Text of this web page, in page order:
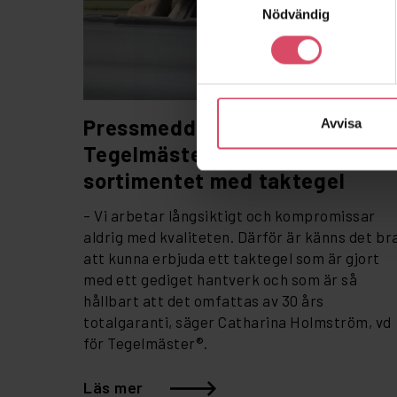
Nödvändig
Avvisa
Pressmeddelande:
Tegelmäster® utökar
sortimentet med taktegel
– Vi arbetar långsiktigt och kompromissar
aldrig med kvaliteten. Därför är känns det
att kunna erbjuda ett taktegel som är gjort
med ett gediget hantverk och som är så
hållbart att det omfattas av 30 års
totalgaranti, säger Catharina Holmström, vd
för Tegelmäster®.
Läs mer